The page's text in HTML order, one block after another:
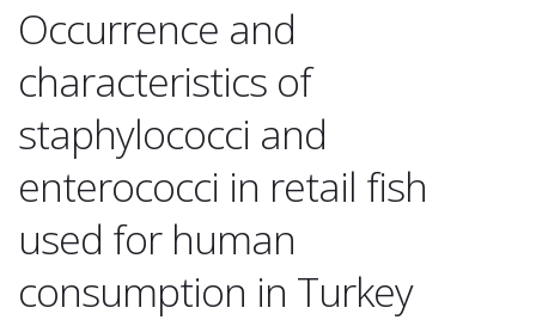
Occurrence and
characteristics of
staphylococci and
enterococci in retail fish
used for human
consumption in Turkey